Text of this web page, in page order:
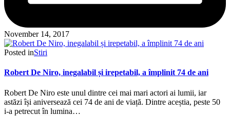
November 14, 2017
Posted inStiri
Robert De Niro, inegalabil și irepetabil, a împlinit 74 de ani
Robert De Niro este unul dintre cei mai mari actori ai lumii, iar
astăzi își aniversează cei 74 de ani de viață. Dintre aceștia, peste 50
i-a petrecut în lumina…